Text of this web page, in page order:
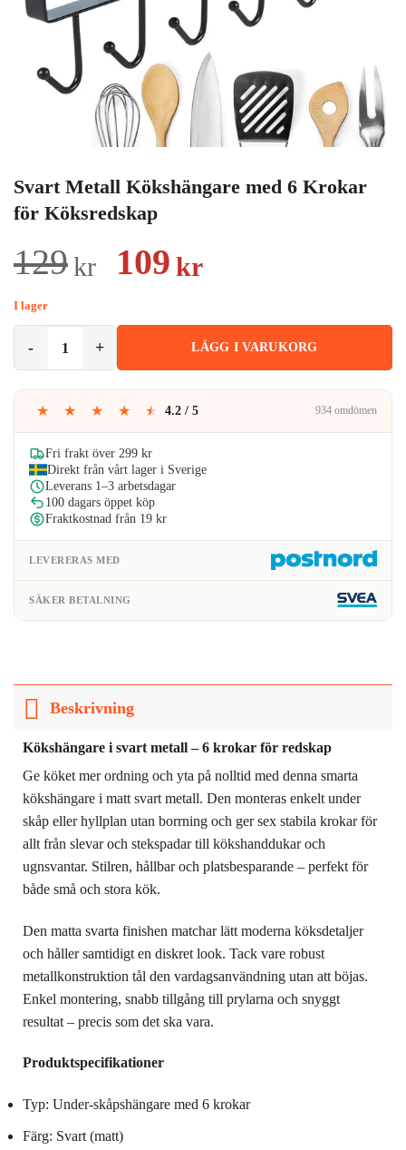
Svart Metall Kökshängare med 6 Krokar
för Köksredskap
129kr
Det
priset
var:
129kr.
109 krDet
priset
är:
I lager
LÄGG I VARUKORG
★ ★ ★ ★ ★ 4.2 / 5 934 omdömen
Fri frakt över 299 kr
Direkt från vårt lager i Sverige
Leverans 1–3 arbetsdagar
100 dagars öppet köp
Fraktkostnad från 19 kr
LEVERERAS MED
SÄKER BETALNING
Beskrivning
Kökshängare i svart metall – 6 krokar för redskap
Ge köket mer ordning och yta på nolltid med denna smarta
kökshängare i matt svart metall. Den monteras enkelt under
skåp eller hyllplan utan borrning och ger sex stabila krokar för
allt från slevar och stekspadar till kökshanddukar och
ugnsvantar. Stilren, hållbar och platsbesparande – perfekt för
både små och stora kök.
Den matta svarta finishen matchar lätt moderna köksdetaljer
och håller samtidigt en diskret look. Tack vare robust
metallkonstruktion tål den vardagsanvändning utan att böjas.
Enkel montering, snabb tillgång till prylarna och snyggt
resultat – precis som det ska vara.
Produktspecifikationer
Typ: Under-skåpshängare med 6 krokar
Färg: Svart (matt)